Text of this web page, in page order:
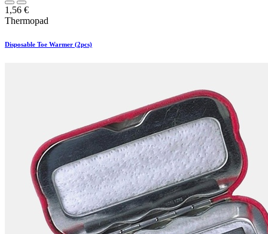
1,56 €
Thermopad
Disposable Toe Warmer (2pcs)